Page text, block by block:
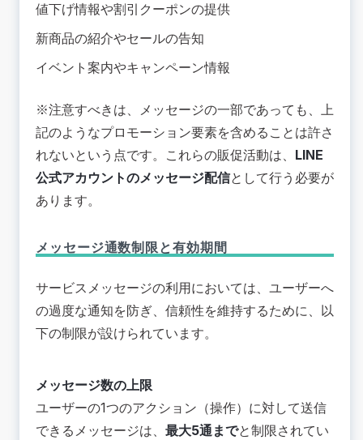
値下げ情報や割引クーポンの提供
新商品の紹介やセールの告知
イベント案内やキャンペーン情報
※注意すべきは、メッセージの一部であっても、上
記のようなプロモーション要素を含めることは許さ
れないという点です。これらの販促活動は、 LINE
公式アカウントのメッセージ配信として行う必要が
あります。
メッセージ通数制限と有効期間
サービスメッセージの利用においては、ユーザーへ
の過度な通知を防ぎ、信頼性を維持するために、以
下の制限が設けられています。
メッセージ数の上限
ユーザーの1つのアクション（操作）に対して送信
できるメッセージは、 最大5通までと制限されてい